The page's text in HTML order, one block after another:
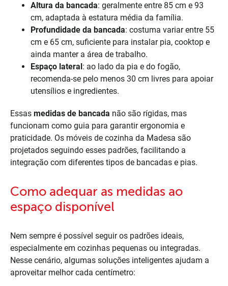
Altura da bancada: geralmente entre 85 cm e 93
cm, adaptada à estatura média da família.
Profundidade da bancada: costuma variar entre 55
cm e 65 cm, suficiente para instalar pia, cooktop e
ainda manter a área de trabalho.
Espaço lateral : ao lado da pia e do fogão,
recomenda-se pelo menos 30 cm livres para apoiar
utensílios e ingredientes.
Essas medidas de bancada não são rígidas, mas
funcionam como guia para garantir ergonomia e
praticidade. Os móveis de cozinha da Madesa são
projetados seguindo esses padrões, facilitando a
integração com diferentes tipos de bancadas e pias.
Como adequar as medidas ao
espaço disponível
Nem sempre é possível seguir os padrões ideais,
especialmente em cozinhas pequenas ou integradas.
Nesse cenário, algumas soluções inteligentes ajudam a
aproveitar melhor cada centímetro: